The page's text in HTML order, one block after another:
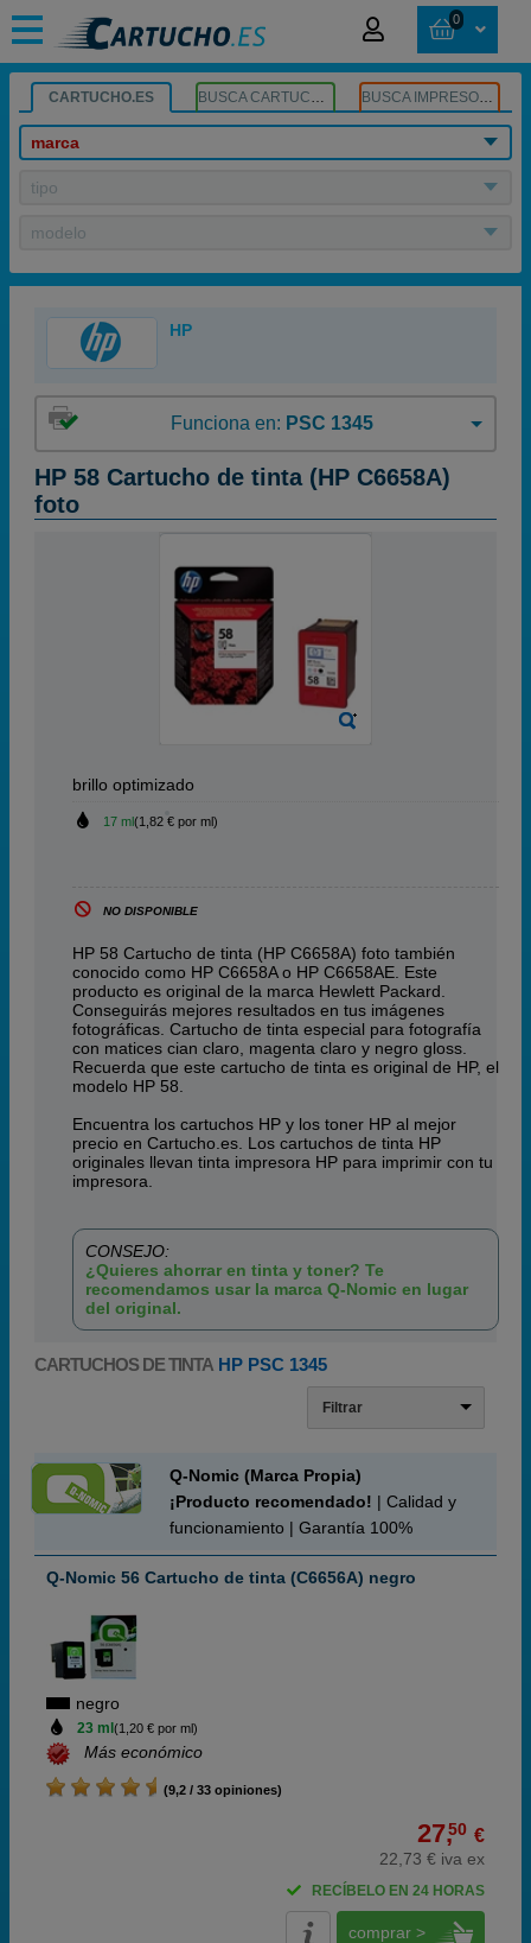
0
CARTUCHO.ES BUSCA CARTUCHOS BUSCA IMPRESORA
marca
tipo
modelo
HP
Funciona en: PSC 1345
HP 58 Cartucho de tinta (HP C6658A)
foto
brillo optimizado
17 ml(1,82 € por ml)
NO DISPONIBLE
HP 58 Cartucho de tinta (HP C6658A) foto también
conocido como HP C6658A o HP C6658AE. Este
producto es original de la marca Hewlett Packard.
Conseguirás mejores resultados en tus imágenes
fotográficas. Cartucho de tinta especial para fotografía
con matices cian claro, magenta claro y negro gloss.
Recuerda que este cartucho de tinta es original de HP, el
modelo HP 58.
Encuentra los cartuchos HP y los toner HP al mejor
precio en Cartucho.es. Los cartuchos de tinta HP
originales llevan tinta impresora HP para imprimir con tu
impresora.
CONSEJO:
¿Quieres ahorrar en tinta y toner? Te
recomendamos usar la marca Q-Nomic en lugar
del original.
CARTUCHOS DE TINTA HP PSC 1345
Filtrar
Q-Nomic (Marca Propia)
¡Producto recomendado! | Calidad y
funcionamiento | Garantía 100%
Q-Nomic 56 Cartucho de tinta (C6656A) negro
negro
23 ml (1,20 € por ml)
Más económico
(9,2 / 33 opiniones)
27,50 €
22,73 € iva ex
RECÍBELO EN 24 HORAS
comprar >